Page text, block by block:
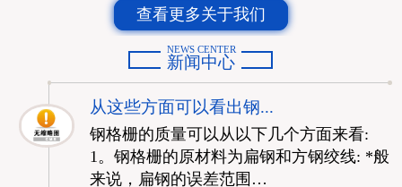
查看更多关于我们
NEWS CENTER
新闻中心
从这些方面可以看出钢...
钢格栅的质量可以从以下几个方面来看:
1。钢格栅的原材料为扁钢和方钢绞线: *般
来说，扁钢的误差范围…